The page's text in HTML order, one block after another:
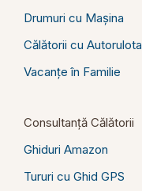
Drumuri cu Mașina
Călătorii cu Autorulota
Vacanțe în Familie
Consultanță Călătorii
Ghiduri Amazon
Tururi cu Ghid GPS